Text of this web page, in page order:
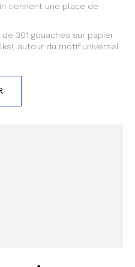
tiennent une place de
301 gouaches sur papier
autour du motif universel